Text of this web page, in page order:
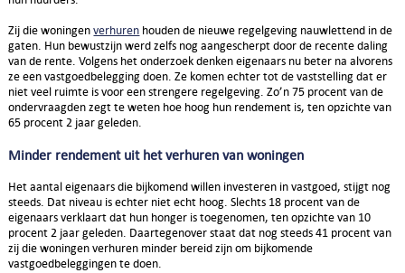
Zij die woningenverhuren houden de nieuwe regelgeving nauwlettend in de
gaten. Hun bewustzijn werd zelfs nog aangescherpt door de recente daling
van de rente. Volgens het onderzoek denken eigenaars nu beter na alvorens
ze een vastgoedbelegging doen. Ze komen echter tot de vaststelling dat er
niet veel ruimte is voor een strengere regelgeving. Zo’n 75 procent van de
ondervraagden zegt te weten hoe hoog hun rendement is, ten opzichte van
65 procent 2 jaar geleden.
Minder rendement uit het verhuren van woningen
Het aantal eigenaars die bijkomend willen investeren in vastgoed, stijgt nog
steeds. Dat niveau is echter niet echt hoog. Slechts 18 procent van de
eigenaars verklaart dat hun honger is toegenomen, ten opzichte van 10
procent 2 jaar geleden. Daartegenover staat dat nog steeds 41 procent van
zij die woningen verhuren minder bereid zijn om bijkomende
vastgoedbeleggingen te doen.